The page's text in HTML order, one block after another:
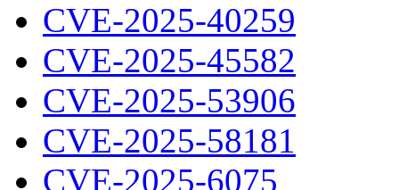
CVE-2025-40259
CVE-2025-45582
CVE-2025-53906
CVE-2025-58181
CVE-2025-6075